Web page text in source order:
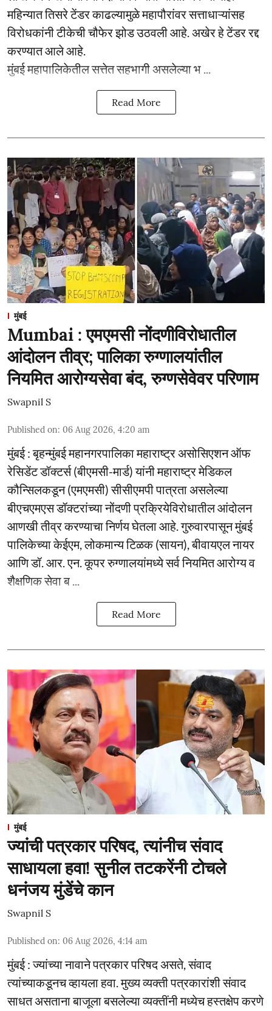
महिन्यात तिसरे टेंडर काढल्यामुळे महापौरांवर सत्ताधाऱ्यांसह
विरोधकांनी टीकेची चौफेर झोड उठवली आहे. अखेर हे टेंडर रद्द
करण्यात आले आहे.
मुंबई महापालिकेतील सत्तेत सहभागी असलेल्या भ ...
Read More
मुंबई
Mumbai : एमएमसी नोंदणीविरोधातील
आंदोलन तीव्र; पालिका रुग्णालयांतील
नियमित आरोग्यसेवा बंद, रुग्णसेवेवर परिणाम
Swapnil S
Published on: 06 Aug 2026, 4:20 am
मुंबई : बृहन्मुंबई महानगरपालिका महाराष्ट्र असोसिएशन ऑफ
रेसिडेंट डॉक्टर्स (बीएमसी-मार्ड) यांनी महाराष्ट्र मेडिकल
कौन्सिलकडून (एमएमसी) सीसीएमपी पात्रता असलेल्या
बीएचएमएस डॉक्टरांच्या नोंदणी प्रक्रियेविरोधातील आंदोलन
आणखी तीव्र करण्याचा निर्णय घेतला आहे. गुरुवारपासून मुंबई
पालिकेच्या केईएम, लोकमान्य टिळक (सायन), बीवायएल नायर
आणि डॉ. आर. एन. कूपर रुग्णालयांमध्ये सर्व नियमित आरोग्य व
शैक्षणिक सेवा ब ...
Read More
मुंबई
ज्यांची पत्रकार परिषद, त्यांनीच संवाद
साधायला हवा! सुनील तटकरेंनी टोचले
धनंजय मुंडेंचे कान
Swapnil S
Published on: 06 Aug 2026, 4:14 am
मुंबई : ज्यांच्या नावाने पत्रकार परिषद असते, संवाद
त्यांच्याकडूनच व्हायला हवा. मुख्य व्यक्ती पत्रकारांशी संवाद
साधत असताना बाजूला बसलेल्या व्यक्तींनी मध्येच हस्तक्षेप करणे